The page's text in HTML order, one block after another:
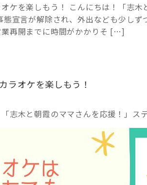
ケを楽しもう！ こんにちは！「志
宣言が解除され、外出なども少しず
業再開までに時間がかかりそ […]
ラオケを楽しもう！
志木と朝霞のママさんを応援！」ス